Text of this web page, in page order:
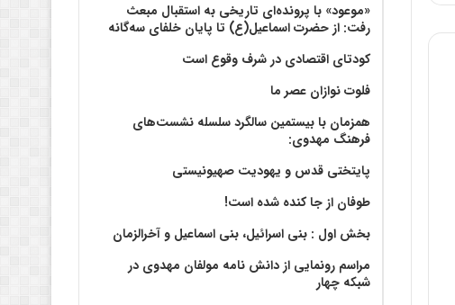
«موعود» با پرونده‌ای تاریخی به استقبال مبعث
رفت: از حضرت اسماعیل(ع) تا پایان خلفای سه‌گانه
کودتای اقتصادی در شرف وقوع است
فلوت نوازان عصر ما
همزمان با بیستمین سالگرد سلسله نشست‌های
فرهنگ مهدوی:‌
پایتختی قدس و یهودیت صهیونیستی
طوفان از جا کنده شده است!
بخش اول : بنی اسرائیل، بنی اسماعیل و آخرالزمان
مراسم رونمایی از دانش نامه مولفان مهدوی در
شبکه چهار